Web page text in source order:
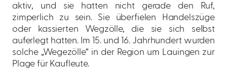
aktiv, und sie hatten nicht gerade den Ruf,
zimperlich zu sein. Sie überfielen Handelszüge
oder kassierten Wegzölle, die sie sich selbst
auferlegt hatten. Im 15. und 16. Jahrhundert wurden
solche „Wegezölle“ in der Region um Lauingen zur
Plage für Kaufleute.